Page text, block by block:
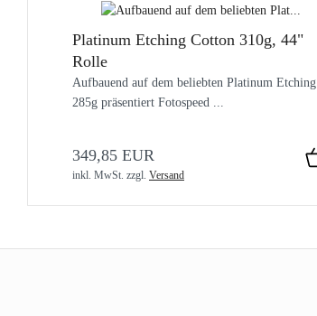
Platinum Etching Cotton 310g, 44"
Rolle
Aufbauend auf dem beliebten Platinum Etching
285g präsentiert Fotospeed ...
349,85 EUR
inkl. MwSt. zzgl. Versand